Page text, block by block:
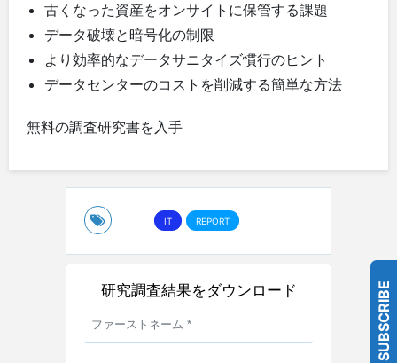
古くなった資産をオンサイトに保管する課題
データ破壊と暗号化の制限
より効率的なデータサニタイズ慣行のヒント
データセンターのコストを削減する簡単な方法
無料の調査研究書を入手
IT REPORT
研究調査結果をダウンロード SUBSCRIBE